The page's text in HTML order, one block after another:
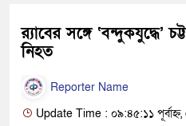
র‌্যাবের সঙ্গে ‘বন্দুকযুদ্ধে’
নিহত
Reporter Name
Update Time : ০৯:৪৫:১১